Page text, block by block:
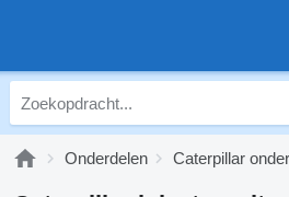
Onderdelen Caterpillar